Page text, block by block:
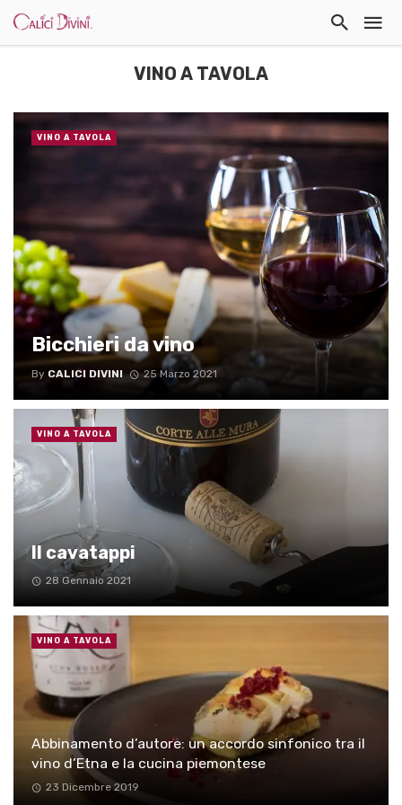
VINO A TAVOLA
Bicchieri da vino
By CALICI DIVINI 25 Marzo 2021
VINO A TAVOLA
Il cavatappi
28 Gennaio 2021
VINO A TAVOLA
Abbinamento d’autore: un accordo sinfonico tra il
vino d’Etna e la cucina piemontese
23 Dicembre 2019
VINO A TAVOLA